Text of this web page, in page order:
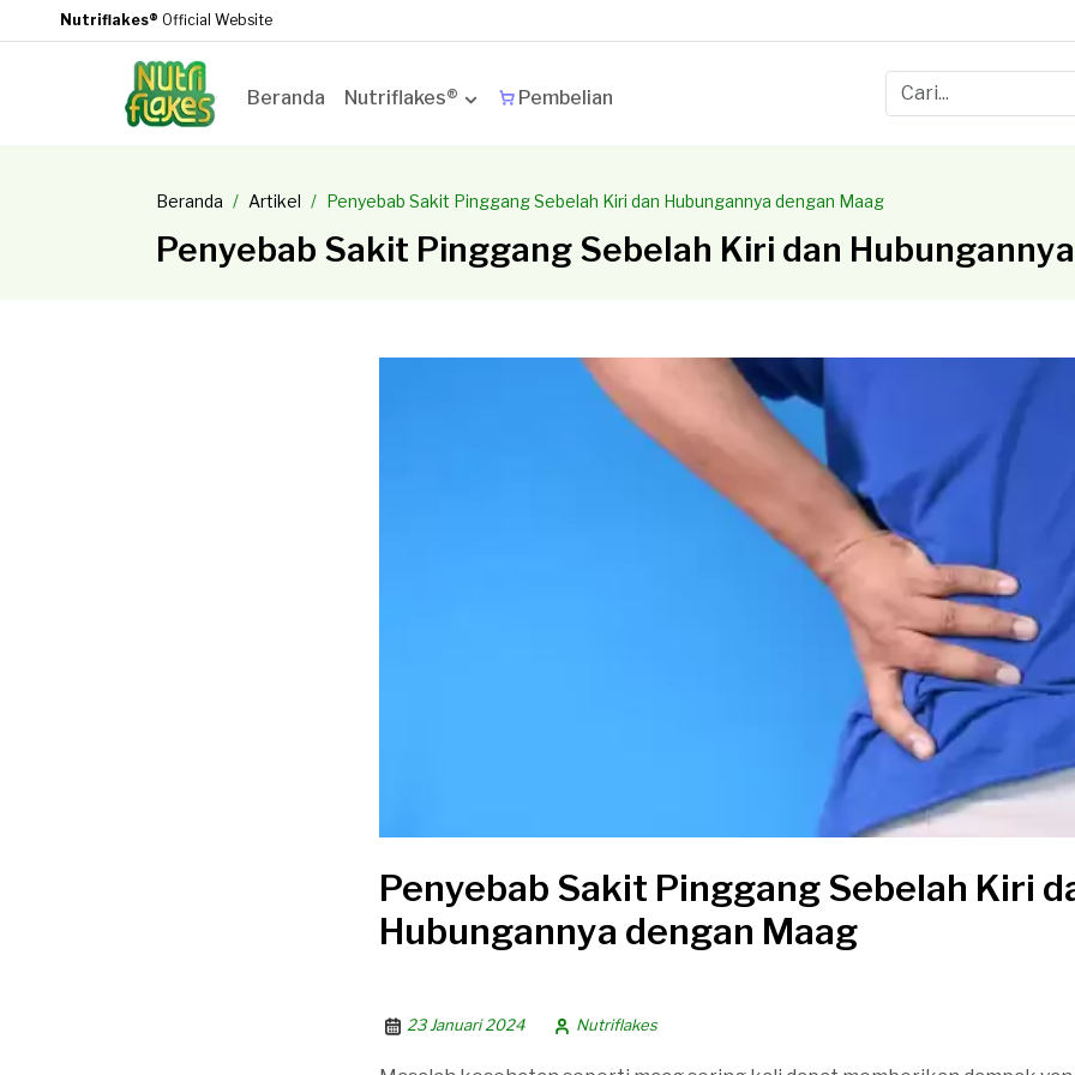
Nutriflakes® Official Website
Beranda Nutriflakes® Pembelian
Beranda Artikel Penyebab Sakit Pinggang Sebelah Kiri dan Hubungannya dengan Maag
Penyebab Sakit Pinggang Sebelah Kiri dan
Penyebab Sakit Pinggang Sebelah Kiri
Hubungannya dengan Maag
23 Januari 2024 Nutriflakes